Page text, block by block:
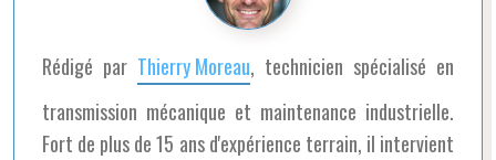
Rédigé par Thierry Moreau, technicien spécialisé en
transmission mécanique et maintenance industrielle.
Fort de plus de 15 ans d'expérience terrain, il intervient